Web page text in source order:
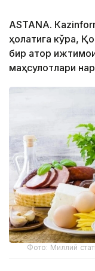
ASTANА.
ҳолатига кўра,
бир қатор
маҳсулотлари
Фото: Миллий